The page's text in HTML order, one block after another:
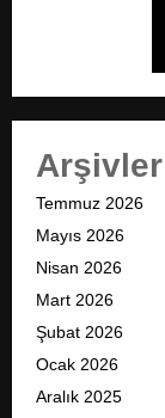
Arşivler
Temmuz 2026
Mayıs 2026
Nisan 2026
Mart 2026
Şubat 2026
Ocak 2026
Aralık 2025